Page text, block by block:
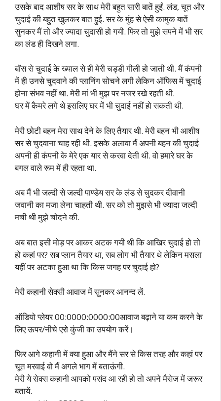
उसके बाद आशीष सर के साथ मेरी बहुत सारी बातें हुईं. लंड, चूत और
चुदाई की बहुत खुलकर बात हुई. सर के मुंह से ऐसी कामुक बातें
सुनकर मैं तो और ज्यादा चुदासी हो गयी. फिर तो मुझे सपने में भी सर
का लंड ही दिखने लगा.
बॉस से चुदाई के ख्याल से ही मेरी चड्डी गीली हो जाती थी. मैं कंपनी
में ही उनसे चुदवाने की प्लानिंग सोचने लगी लेकिन ऑफिस में चुदाई
होना संभव नहीं था. मेरी मां भी मुझ पर नजर रखे रहती थी.
घर में कैमरे लगे थे इसलिए घर में भी चुदाई नहीं हो सकती थी.
मेरी छोटी बहन मेरा साथ देने के लिए तैयार थी. मेरी बहन भी आशीष
सर से चुदवाना चाह रही थी. इसके अलावा मैं अपनी बहन की चुदाई
अपनी ही कंपनी के मेरे एक यार से करवा देती थी. वो हमारे घर के
बगल वाले रूम में ही रहता था.
अब मैं भी जल्दी से जल्दी पाण्डेय सर के लंड से चुदकर दीवानी
जवानी का मजा लेना चाहती थी. सर को तो मुझसे भी ज्यादा जल्दी
मची थी मुझे चोदने की.
अब बात इसी मोड़ पर आकर अटक गयी थी कि आखिर चुदाई हो तो
हो कहां पर? सब प्लान तैयार था, सब लोग भी तैयार थे लेकिन मसला
यहीं पर अटका हुआ था कि किस जगह पर चुदाई हो?
मेरी कहानी सेक्सी आवाज में सुनकर आनन्द लें.
ऑडियो प्लेयर 00:0000:0000:00आवाज बढ़ाने या कम करने के
लिए ऊपर/नीचे एरो कुंजी का उपयोग करें।
फिर आगे कहानी में क्या हुआ और मैंने सर से किस तरह और कहां पर
चूत मरवाई वो मैं अगले भाग में बताऊंगी.
मेरी ये सेक्स कहानी आपको पसंद आ रही हो तो अपने मैसेज में जरूर
बतायें.